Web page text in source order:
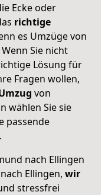
Ecke oder
richtige
es Umzüge von
Sie nicht
Lösung für
Fragen wollen,
von
wählen Sie sie
passende
nach Ellingen
Ellingen, wir
stressfrei